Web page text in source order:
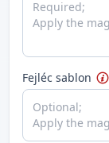
Fejléc sablon